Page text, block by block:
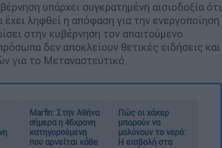
υπάρχει συγκρατημένη αισιοδοξία ότι
ληφθεί η απόφαση για την ενεργοποίηση
στην κυβέρνηση τον απαιτούμενο
δεν αποκλείουν θετικές ειδήσεις και
για το Μεταναστευτικό.
Marfin: Στην Αθήνα
σήμερα η 46χρονη
κατηγορούμενη
που αρνείται κάθε
Πώς οι χάκερ
μπορούν να
μολύνουν το νερό:
Η εισβολή στα